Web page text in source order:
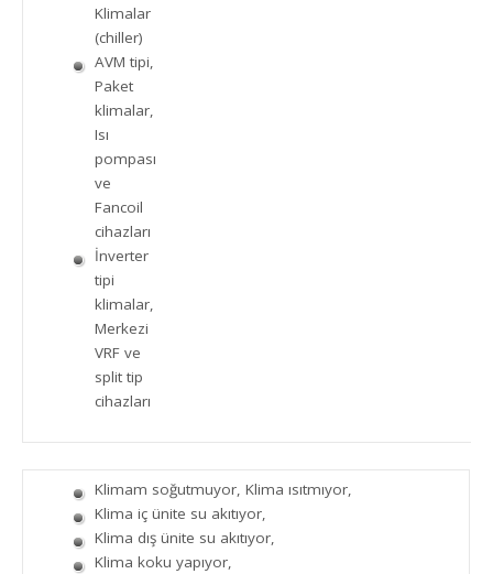
Klimalar
(chiller)
AVM tipi,
Paket
klimalar,
Isı
pompası
ve
Fancoil
cihazları
İnverter
tipi
klimalar,
Merkezi
VRF ve
split tip
cihazları
Klimam soğutmuyor, Klima ısıtmıyor,
Klima iç ünite su akıtıyor,
Klima dış ünite su akıtıyor,
Klima koku yapıyor,